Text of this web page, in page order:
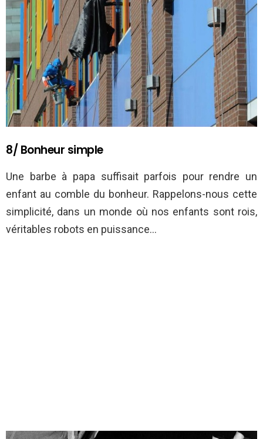
8/ Bonheur simple
Une barbe à papa suffisait parfois pour rendre un
enfant au comble du bonheur. Rappelons-nous cette
simplicité, dans un monde où nos enfants sont rois,
véritables robots en puissance…